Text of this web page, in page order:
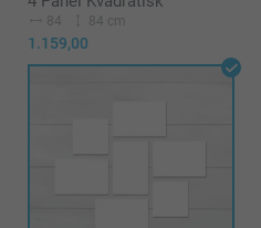
84 84 cm
1.159,00